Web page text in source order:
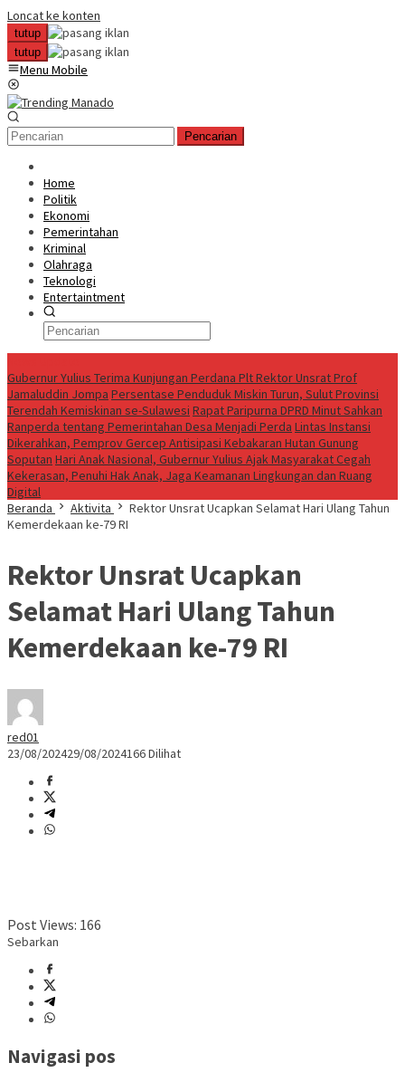
Loncat ke konten
tutup
tutup
Menu Mobile
Pencarian
Home
Politik
Ekonomi
Pemerintahan
Kriminal
Olahraga
Teknologi
Entertaintment
Gubernur Yulius Terima Kunjungan Perdana Plt Rektor Unsrat Prof
Jamaluddin Jompa Persentase Penduduk Miskin Turun, Sulut Provinsi
Terendah Kemiskinan se-Sulawesi Rapat Paripurna DPRD Minut Sahkan
Ranperda tentang Pemerintahan Desa Menjadi Perda Lintas Instansi
Dikerahkan, Pemprov Gercep Antisipasi Kebakaran Hutan Gunung
Soputan Hari Anak Nasional, Gubernur Yulius Ajak Masyarakat Cegah
Kekerasan, Penuhi Hak Anak, Jaga Keamanan Lingkungan dan Ruang
Digital
Beranda
Aktivita
Rektor Unsrat Ucapkan Selamat Hari Ulang Tahun
Kemerdekaan ke-79 RI
Rektor Unsrat Ucapkan
Selamat Hari Ulang Tahun
Kemerdekaan ke-79 RI
red01
23/08/202429/08/2024166 Dilihat
Post Views: 166
Sebarkan
Navigasi pos